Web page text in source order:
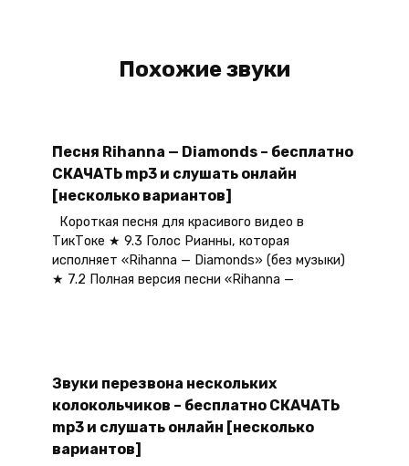
Похожие звуки
Песня Rihanna — Diamonds – бесплатно
СКАЧАТЬ mp3 и слушать онлайн
[несколько вариантов]
Короткая песня для красивого видео в
ТикТоке ★ 9.3 Голос Рианны, которая
исполняет «Rihanna — Diamonds» (без музыки)
★ 7.2 Полная версия песни «Rihanna —
Звуки перезвона нескольких
колокольчиков – бесплатно СКАЧАТЬ
mp3 и слушать онлайн [несколько
вариантов]